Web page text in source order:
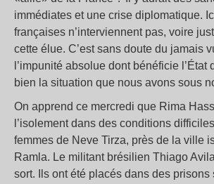
immédiates et une crise diplomatique.
françaises n’interviennent pas, voire
cette élue. C’est sans doute du jamais
l’impunité absolue dont bénéficie l’État
bien la situation que nous avons sous
On apprend ce mercredi que Rima
l’isolement dans des conditions
femmes de Neve Tirza, près de la ville
Ramla. Le militant brésilien Thiago
sort. Ils ont été placés dans des prisons